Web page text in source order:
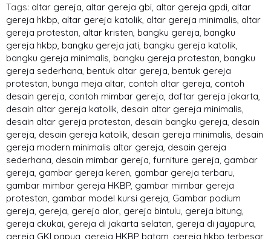
Tags: altar gereja, altar gereja gbi, altar gereja gpdi, altar
gereja hkbp, altar gereja katolik, altar gereja minimalis, altar
gereja protestan, altar kristen, bangku gereja, bangku
gereja hkbp, bangku gereja jati, bangku gereja katolik,
bangku gereja minimalis, bangku gereja protestan, bangku
gereja sederhana, bentuk altar gereja, bentuk gereja
protestan, bunga meja altar, contoh altar gereja, contoh
desain gereja, contoh mimbar gereja, daftar gereja jakarta,
desain altar gereja katolik, desain altar gereja minimalis,
desain altar gereja protestan, desain bangku gereja, desain
gereja, desain gereja katolik, desain gereja minimalis, desain
gereja modern minimalis altar gereja, desain gereja
sederhana, desain mimbar gereja, furniture gereja, gambar
gereja, gambar gereja keren, gambar gereja terbaru,
gambar mimbar gereja HKBP, gambar mimbar gereja
protestan, gambar model kursi gereja, Gambar podium
gereja, gereja, gereja alor, gereja bintulu, gereja bitung,
gereja ckukai, gereja di jakarta selatan, gereja di jayapura,
gereja GKI papua, gereja HKBP batam, gereja hkbp terbesar